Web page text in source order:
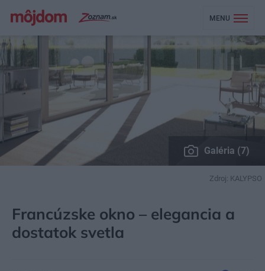
MENU
Galéria (7)
Zdroj: KALYPSO
Francúzske okno – elegancia a
dostatok svetla